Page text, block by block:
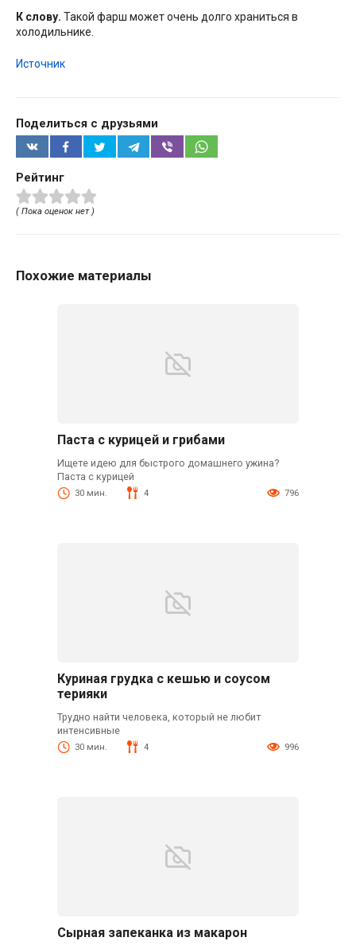
К слову. Такой фарш может очень долго храниться в
холодильнике.
Источник
Поделиться с друзьями
Рейтинг
( Пока оценок нет )
Похожие материалы
Паста с курицей и грибами
Ищете идею для быстрого домашнего ужина?
Паста с курицей
30 мин. 4 796
Куриная грудка с кешью и соусом
терияки
Трудно найти человека, который не любит
интенсивные
30 мин. 4 996
Сырная запеканка из макарон